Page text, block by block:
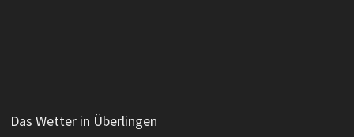
Das Wetter in Überlingen